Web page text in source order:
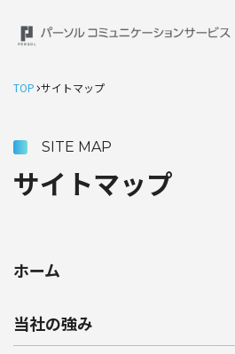
TOP サイトマップ
SITE MAP
サイトマップ
ホーム
当社の強み